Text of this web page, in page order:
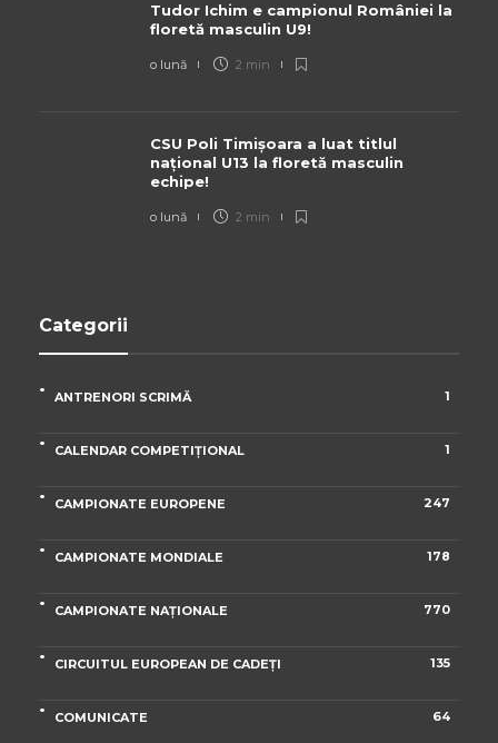
Tudor Ichim e campionul României la
floretă masculin U9!
o lună 2 min
CSU Poli Timișoara a luat titlul
național U13 la floretă masculin
echipe!
o lună 2 min
Categorii
ANTRENORI SCRIMĂ 1
CALENDAR COMPETIȚIONAL 1
CAMPIONATE EUROPENE 247
CAMPIONATE MONDIALE 178
CAMPIONATE NAȚIONALE 770
CIRCUITUL EUROPEAN DE CADEȚI 135
COMUNICATE 64